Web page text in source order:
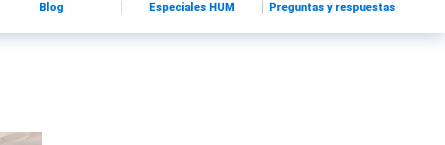
Blog Especiales HUM Preguntas y respuestas